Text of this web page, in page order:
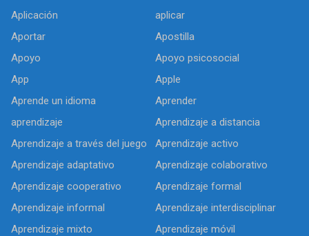
Aplicación
aplicar
Aportar
Apostilla
Apoyo
Apoyo psicosocial
App
Apple
Aprende un idioma
Aprender
aprendizaje
Aprendizaje a distancia
Aprendizaje a través del juego
Aprendizaje activo
Aprendizaje adaptativo
Aprendizaje colaborativo
Aprendizaje cooperativo
Aprendizaje formal
Aprendizaje informal
Aprendizaje interdisciplinar
Aprendizaje mixto
Aprendizaje móvil